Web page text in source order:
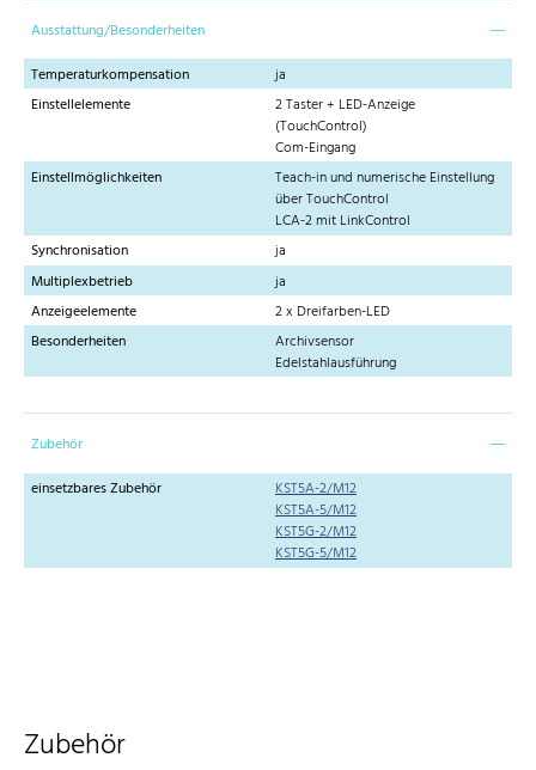
Ausstattung/Besonderheiten
Temperaturkompensation
ja
Einstellelemente
2 Taster + LED-Anzeige
(TouchControl)
Com-Eingang
Einstellmöglichkeiten
Teach-in und numerische Einstellung
über TouchControl
LCA-2 mit LinkControl
Synchronisation
ja
Multiplexbetrieb
ja
Anzeigeelemente
2 x Dreifarben-LED
Besonderheiten
Archivsensor
Edelstahlausführung
Zubehör
einsetzbares Zubehör
KST5A-2/M12
KST5A-5/M12
KST5G-2/M12
KST5G-5/M12
Zubehör